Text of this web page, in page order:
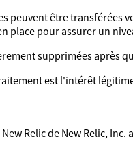
peuvent être transférées
place pour assurer un
supprimées après
est l'intérêt
Relic de New Relic,